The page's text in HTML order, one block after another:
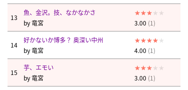
13
魚、金沢。技、なかなかさ
by竜宮 3.00 (1)
14
好かないか博多？ 奥深い中州
by竜宮 4.00 (1)
15
芋、エモい
by竜宮 3.00 (1)